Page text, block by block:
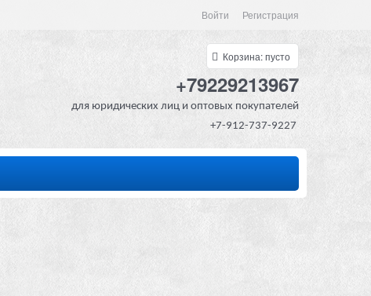
Войти Регистрация
Корзина:пусто
+79229213967
для юридических лиц и оптовых покупателей
+7-912-737-9227